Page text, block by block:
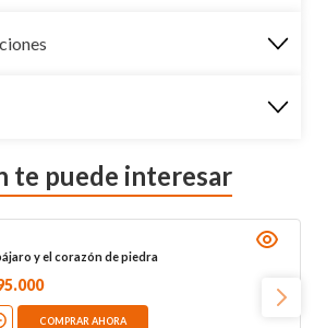
te puede interesar
y el corazón de piedra
.000
COMPRAR AHORA